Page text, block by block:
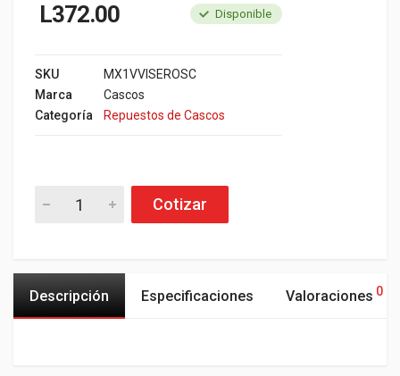
L372.00 Disponible
SKU
MX1VVISEROSC
Marca
Cascos
Categoría
Repuestos de Cascos
Cotizar
Descripción Especificaciones Valoraciones 0